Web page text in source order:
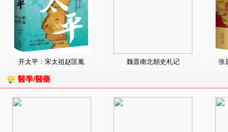
开太平：宋太祖赵匡胤 魏晋南北朝史札记 张
醫學/醫藥